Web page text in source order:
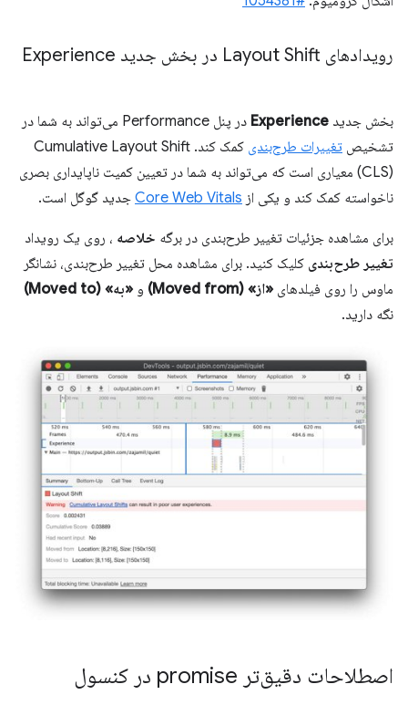
رویدادهای Layout Shift در بخش جدید Experience
بخش جدید Experience
در پنل Performance می‌تواند به شما در
تشخیص تغییرات طرح‌بندی
کمک کند. Cumulative Layout Shift
(CLS) معیاری است که می‌تواند به شما در تعیین کمیت ناپایداری بصری
ناخواسته کمک کند و یکی از Core Web Vitals جدید گوگل است.
برای مشاهده جزئیات تغییر طرح‌بندی در برگه خلاصه ، روی یک رویداد
تغییر طرح‌بندی کلیک کنید. برای مشاهده محل تغییر طرح‌بندی، نشانگر
ماوس را روی فیلدهای «از» (Moved from) و «به» (Moved to)
نگه دارید.
اصطلاحات دقیق‌تر promise در کنسول